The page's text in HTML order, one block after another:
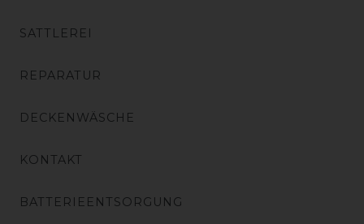
SATTLEREI
REPARATUR
DECKENWÄSCHE
KONTAKT
BATTERIEENTSORGUNG